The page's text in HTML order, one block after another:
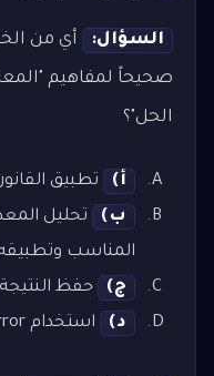
السؤال: أي من
صحيحاً لمفاهيم
الحل"؟
أ)
تطبيق
ب)
تحليل
المناسب
ج)
حفظ
د)
استخدام trial and error عشوائياً